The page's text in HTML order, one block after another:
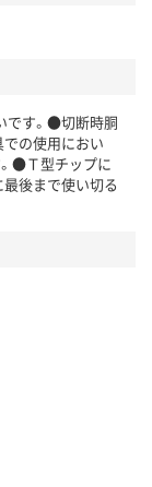
です。●切断時胴
の使用におい
●Ｔ型チップに
後まで使い切る